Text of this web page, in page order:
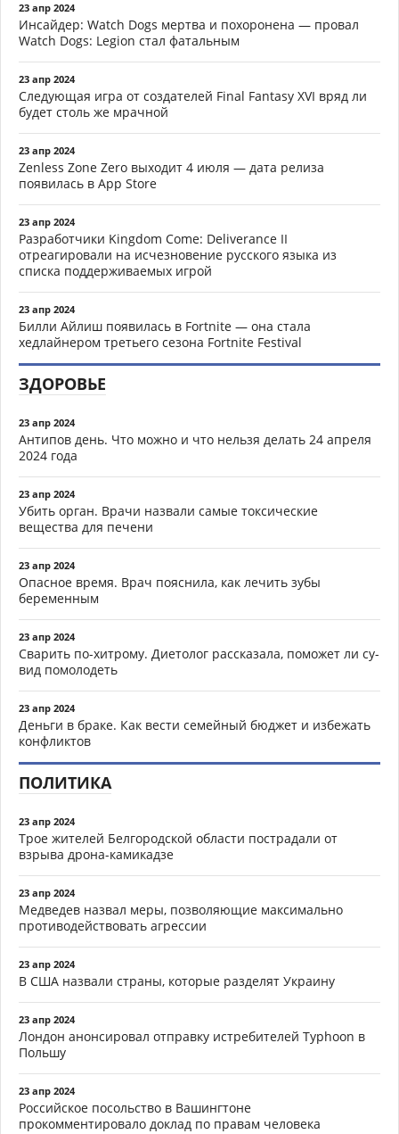
23 апр 2024
Инсайдер: Watch Dogs мертва и похоронена — провал
Watch Dogs: Legion стал фатальным
23 апр 2024
Следующая игра от создателей Final Fantasy XVI вряд ли
будет столь же мрачной
23 апр 2024
Zenless Zone Zero выходит 4 июля — дата релиза
появилась в App Store
23 апр 2024
Разработчики Kingdom Come: Deliverance II
отреагировали на исчезновение русского языка из
списка поддерживаемых игрой
23 апр 2024
Билли Айлиш появилась в Fortnite — она стала
хедлайнером третьего сезона Fortnite Festival
ЗДОРОВЬЕ
23 апр 2024
Антипов день. Что можно и что нельзя делать 24 апреля
2024 года
23 апр 2024
Убить орган. Врачи назвали самые токсические
вещества для печени
23 апр 2024
Опасное время. Врач пояснила, как лечить зубы
беременным
23 апр 2024
Сварить по-хитрому. Диетолог рассказала, поможет ли су-
вид помолодеть
23 апр 2024
Деньги в браке. Как вести семейный бюджет и избежать
конфликтов
ПОЛИТИКА
23 апр 2024
Трое жителей Белгородской области пострадали от
взрыва дрона-камикадзе
23 апр 2024
Медведев назвал меры, позволяющие максимально
противодействовать агрессии
23 апр 2024
В США назвали страны, которые разделят Украину
23 апр 2024
Лондон анонсировал отправку истребителей Typhoon в
Польшу
23 апр 2024
Российское посольство в Вашингтоне
прокомментировало доклад по правам человека